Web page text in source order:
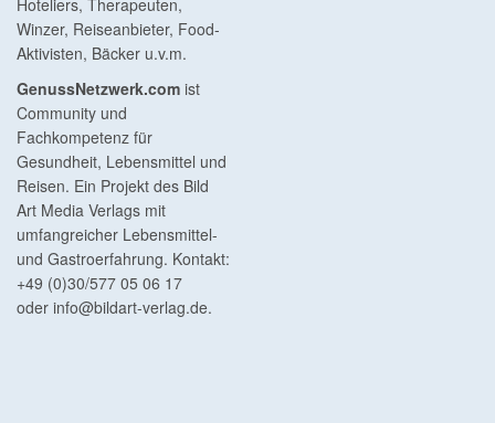
Hoteliers, Therapeuten,
Winzer, Reiseanbieter, Food-
Aktivisten, Bäcker u.v.m.
GenussNetzwerk.com ist
Community und
Fachkompetenz für
Gesundheit, Lebensmittel und
Reisen. Ein Projekt des Bild
Art Media Verlags mit
umfangreicher Lebensmittel-
und Gastroerfahrung. Kontakt:
+49 (0)30/577 05 06 17
oder info@bildart-verlag.de.